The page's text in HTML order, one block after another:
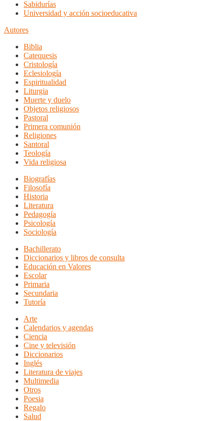
Sabidurías
Universidad y acción socioeducativa
Autores
Biblia
Catequesis
Cristología
Eclesiología
Espiritualidad
Liturgia
Muerte y duelo
Objetos religiosos
Pastoral
Primera comunión
Religiones
Santoral
Teología
Vida religiosa
Biografías
Filosofía
Historia
Literatura
Pedagogía
Psicología
Sociología
Bachillerato
Diccionarios y libros de consulta
Educación en Valores
Escolar
Primaria
Secundaria
Tutoría
Arte
Calendarios y agendas
Ciencia
Cine y televisión
Diccionarios
Inglés
Literatura de viajes
Multimedia
Otros
Poesia
Regalo
Salud